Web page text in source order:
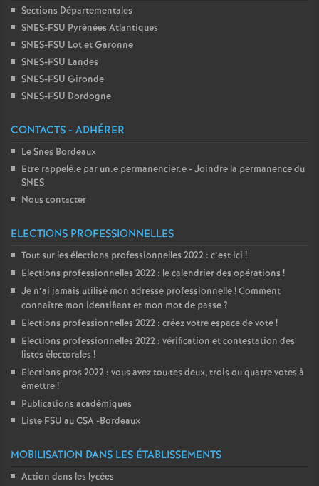
Sections Départementales
SNES-FSU Pyrénées Atlantiques
SNES-FSU Lot et Garonne
SNES-FSU Landes
SNES-FSU Gironde
SNES-FSU Dordogne
CONTACTS - ADHÉRER
Le Snes Bordeaux
Etre rappelé.e par un.e permanencier.e - Joindre la permanence du
SNES
Nous contacter
ELECTIONS PROFESSIONNELLES
Tout sur les élections professionnelles 2022 : c’est ici !
Elections professionnelles 2022 : le calendrier des opérations !
Je n’ai jamais utilisé mon adresse professionnelle! Comment
connaître mon identifiant et mon mot de passe?
Elections professionnelles 2022 : créez votre espace de vote!
Elections professionnelles 2022 : vérification et contestation des
listes électorales !
Elections pros 2022 : vous avez tou·tes deux, trois ou quatre votes à
émettre!
Publications académiques
Liste FSU au CSA -Bordeaux
MOBILISATION DANS LES ÉTABLISSEMENTS
Action dans les lycées